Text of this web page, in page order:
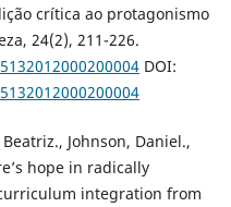
crítica ao protagonismo
24(2), 211-226.
DOI:
Johnson, Daniel.,
hope in radically
integration from